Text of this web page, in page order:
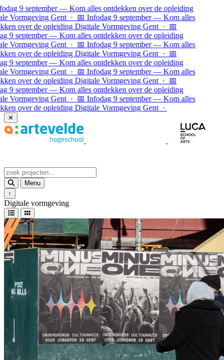
Ga naar inhoud
9 september — Kom alles ontdekken over de opleiding
Vormgeving Gent · 📅 Infodag 9 september — Kom alles
over de opleiding Digitale Vormgeving Gent · 📅
september — Kom alles ontdekken over de opleiding
Vormgeving Gent · 📅 Infodag 9 september — Kom alles
over de opleiding Digitale Vormgeving Gent · 📅
september — Kom alles ontdekken over de opleiding
Vormgeving Gent · 📅 Infodag 9 september — Kom alles
over de opleiding Digitale Vormgeving Gent · 📅
september — Kom alles ontdekken over de opleiding
Vormgeving Gent · 📅 Infodag 9 september — Kom alles
over de opleiding Digitale Vormgeving Gent ·
✕
Menu
↑
Digitale vormgeving